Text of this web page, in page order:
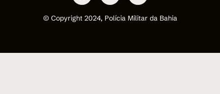
© Copyright 2024, Polícia Militar da Bahia